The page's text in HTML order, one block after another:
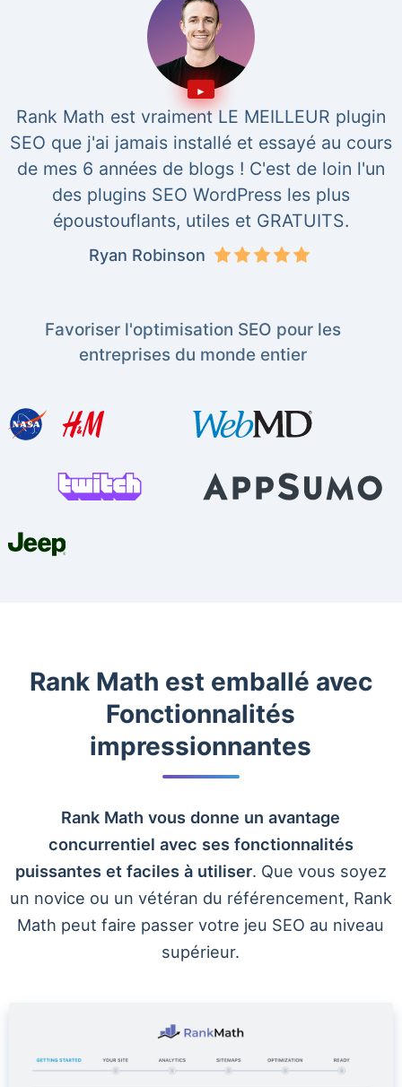
Rank Math est vraiment LE MEILLEUR plugin
SEO que j'ai jamais installé et essayé au cours
de mes 6 années de blogs ! C'est de loin l'un
des plugins SEO WordPress les plus
époustouflants, utiles et GRATUITS.
Ryan Robinson
Favoriser l'optimisation SEO pour les
entreprises du monde entier
Rank Math est emballé avec
Fonctionnalités
impressionnantes
Rank Math vous donne un avantage
concurrentiel avec ses fonctionnalités
puissantes et faciles à utiliser. Que vous soyez
un novice ou un vétéran du référencement, Rank
Math peut faire passer votre jeu SEO au niveau
supérieur.